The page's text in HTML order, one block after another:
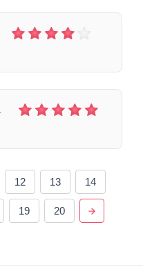
12 13 14
19 20